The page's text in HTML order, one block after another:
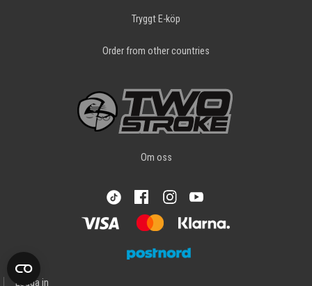
Tryggt E-köp
Order from other countries
Om oss
Logga in